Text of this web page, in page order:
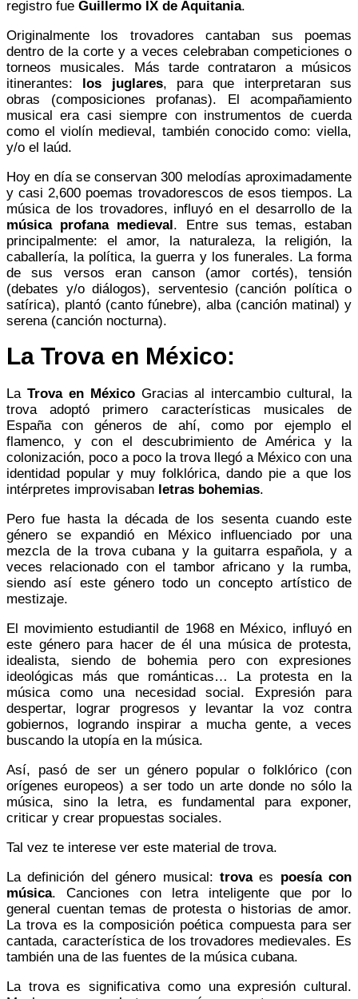
registro fue Guillermo IX de Aquitania.
Originalmente los trovadores cantaban sus poemas
dentro de la corte y a veces celebraban competiciones o
torneos musicales. Más tarde contrataron a músicos
itinerantes: los juglares, para que interpretaran sus
obras (composiciones profanas). El acompañamiento
musical era casi siempre con instrumentos de cuerda
como el violín medieval, también conocido como: viella,
y/o el laúd.
Hoy en día se conservan 300 melodías aproximadamente
y casi 2,600 poemas trovadorescos de esos tiempos. La
música de los trovadores, influyó en el desarrollo de la
música profana medieval. Entre sus temas, estaban
principalmente: el amor, la naturaleza, la religión, la
caballería, la política, la guerra y los funerales. La forma
de sus versos eran canson (amor cortés), tensión
(debates y/o diálogos), serventesio (canción política o
satírica), plantó (canto fúnebre), alba (canción matinal) y
serena (canción nocturna).
La Trova en México:
La Trova en MéxicoGracias al intercambio cultural, la
trova adoptó primero características musicales de
España con géneros de ahí, como por ejemplo el
flamenco, y con el descubrimiento de América y la
colonización, poco a poco la trova llegó a México con una
identidad popular y muy folklórica, dando pie a que los
intérpretes improvisaban letras bohemias.
Pero fue hasta la década de los sesenta cuando este
género se expandió en México influenciado por una
mezcla de la trova cubana y la guitarra española, y a
veces relacionado con el tambor africano y la rumba,
siendo así este género todo un concepto artístico de
mestizaje.
El movimiento estudiantil de 1968 en México, influyó en
este género para hacer de él una música de protesta,
idealista, siendo de bohemia pero con expresiones
ideológicas más que románticas… La protesta en la
música como una necesidad social. Expresión para
despertar, lograr progresos y levantar la voz contra
gobiernos, logrando inspirar a mucha gente, a veces
buscando la utopía en la música.
Así, pasó de ser un género popular o folklórico (con
orígenes europeos) a ser todo un arte donde no sólo la
música, sino la letra, es fundamental para exponer,
criticar y crear propuestas sociales.
Tal vez te interese ver este material de trova.
La definición del género musical: trovaes poesía con
música. Canciones con letra inteligente que por lo
general cuentan temas de protesta o historias de amor.
La trova es la composición poética compuesta para ser
cantada, característica de los trovadores medievales. Es
también una de las fuentes de la música cubana.
La trova es significativa como una expresión cultural.